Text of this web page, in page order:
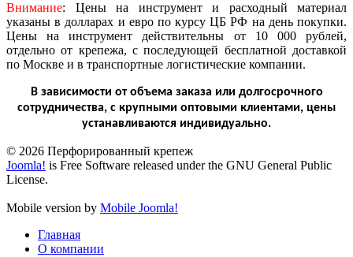
Внимание: Цены на инструмент и расходный материал
указаны в долларах и евро по курсу ЦБ РФ на день покупки.
Цены на инструмент действительны от 10 000 рублей,
отдельно от крепежа, с последующей бесплатной доставкой
по Москве и в транспортные логистические компании.
В зависимости от объема заказа или долгосрочного
сотрудничества, с крупными оптовыми клиентами, цены
устанавливаются индивидуально.
© 2026 Перфорированный крепеж
Joomla! is Free Software released under the GNU General Public
License.
Mobile version by Mobile Joomla!
Главная
О компании